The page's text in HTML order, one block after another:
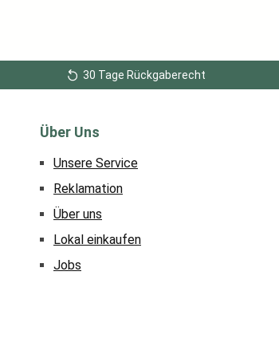
30 Tage Rückgaberecht
Über Uns
Unsere Service
Reklamation
Über uns
Lokal einkaufen
Jobs